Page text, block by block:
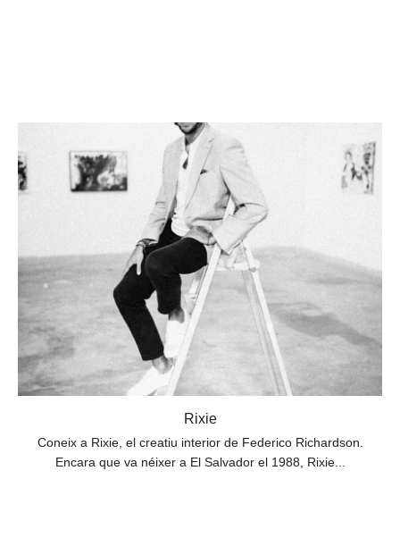
Rixie
Coneix a Rixie, el creatiu interior de Federico Richardson.
Encara que va néixer a El Salvador el 1988, Rixie...